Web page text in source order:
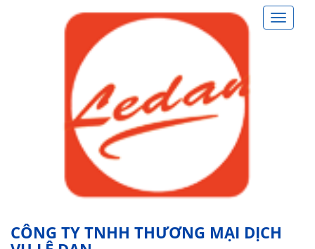
Toggle
CÔNG TY TNHH THƯƠNG MẠI DỊCH